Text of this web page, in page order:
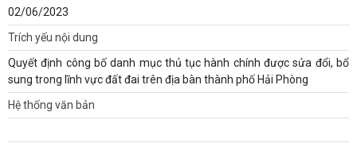
02/06/2023
Trích yếu nội dung
Quyết định công bố danh mục thủ tục hành chính được sửa đổi, bổ
sung trong lĩnh vực đất đai trên địa bàn thành phố Hải Phòng
Hệ thống văn bản